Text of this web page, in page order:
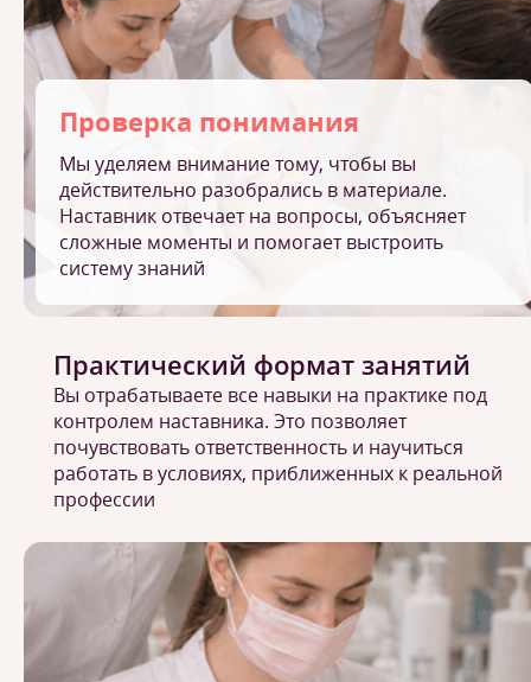
Проверка понимания
Мы уделяем внимание тому, чтобы вы
действительно разобрались в материале.
Наставник отвечает на вопросы, объясняет
сложные моменты и помогает выстроить
систему знаний
Практический формат занятий
Вы отрабатываете все навыки на практике под
контролем наставника. Это позволяет
почувствовать ответственность и научиться
работать в условиях, приближенных к реальной
профессии